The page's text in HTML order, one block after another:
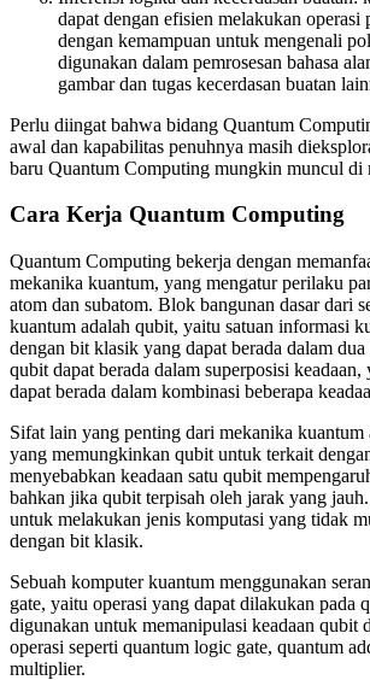
dapat dengan efisien melakukan operasi
dengan kemampuan untuk mengenali
digunakan dalam pemrosesan bahasa
gambar dan tugas kecerdasan buatan
Perlu diingat bahwa bidang Quantum
awal dan kapabilitas penuhnya masih
baru Quantum Computing mungkin muncul di
Cara Kerja Quantum Computing
Quantum Computing bekerja dengan
mekanika kuantum, yang mengatur perilaku
atom dan subatom. Blok bangunan dasar dari
kuantum adalah qubit, yaitu satuan informasi
dengan bit klasik yang dapat berada dalam dua
qubit dapat berada dalam superposisi keadaan,
dapat berada dalam kombinasi beberapa
Sifat lain yang penting dari mekanika kuantum
yang memungkinkan qubit untuk terkait
menyebabkan keadaan satu qubit
bahkan jika qubit terpisah oleh jarak yang
untuk melakukan jenis komputasi yang tidak
dengan bit klasik.
Sebuah komputer kuantum menggunakan
gate, yaitu operasi yang dapat dilakukan pada
digunakan untuk memanipulasi keadaan qubit
operasi seperti quantum logic gate, quantum
multiplier.